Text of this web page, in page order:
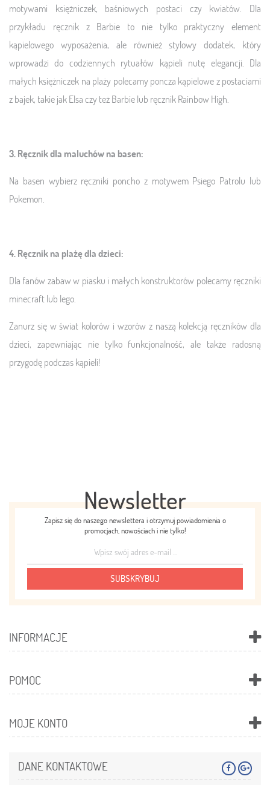
motywami księżniczek, baśniowych postaci czy kwiatów. Dla
przykładu ręcznik z Barbie to nie tylko praktyczny element
kąpielowego wyposażenia, ale również stylowy dodatek, który
wprowadzi do codziennych rytuałów kąpieli nutę elegancji. Dla
małych księżniczek na plaży polecamy poncza kąpielowe z postaciami
z bajek, takie jak Elsa czy też Barbie lub ręcznik Rainbow High.
3. Ręcznik dla maluchów na basen:
Na basen wybierz ręczniki poncho z motywem Psiego Patrolu lub
Pokemon.
4. Ręcznik na plażę dla dzieci:
Dla fanów zabaw w piasku i małych konstruktorów polecamy ręczniki
minecraft lub lego.
Zanurz się w świat kolorów i wzorów z naszą kolekcją ręczników dla
dzieci, zapewniając nie tylko funkcjonalność, ale także radosną
przygodę podczas kąpieli!
Newsletter
Zapisz się do naszego newslettera i otrzymuj powiadomienia o
promocjach, nowościach i nie tylko!
SUBSKRYBUJ
INFORMACJE
POMOC
MOJE KONTO
DANE KONTAKTOWE